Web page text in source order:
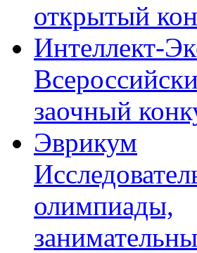
открытый
Интеллект-
заочный
Эврикум
олимпиады,